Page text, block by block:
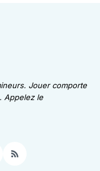
Jouer comporte
Appelez le
RSS